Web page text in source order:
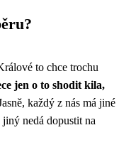
to chce trochu
jen o to shodit kila,
každý z nás má jiné
nedá dopustit na